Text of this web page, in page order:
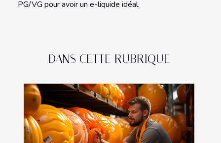
PG/VG pour avoir un e-liquide idéal.
DANS CETTE RUBRIQUE